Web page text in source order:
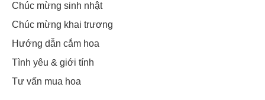
Chúc mừng sinh nhật
Chúc mừng khai trương
Hướng dẫn cắm hoa
Tình yêu & giới tính
Tư vấn mua hoa